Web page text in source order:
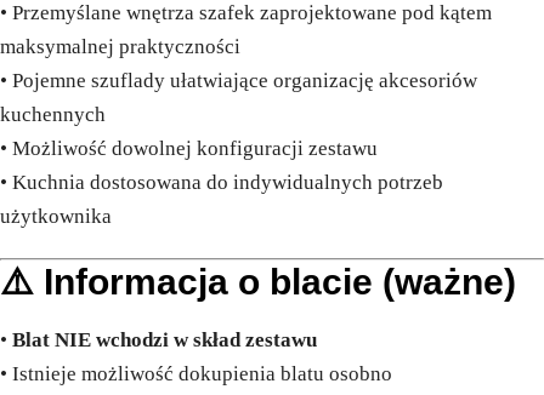
• Przemyślane wnętrza szafek zaprojektowane pod kątem
maksymalnej praktyczności
• Pojemne szuflady ułatwiające organizację akcesoriów
kuchennych
• Możliwość dowolnej konfiguracji zestawu
• Kuchnia dostosowana do indywidualnych potrzeb
użytkownika
⚠️ Informacja o blacie (ważne)
• Blat NIE wchodzi w skład zestawu
• Istnieje możliwość dokupienia blatu osobno